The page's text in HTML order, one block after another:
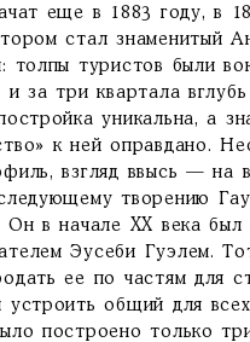
еще в 1883 году, в
стал знаменитый
толпы туристов были
и за три квартала
уникальна, а
к ней оправдано.
взгляд ввысь — на
творению
Он в начале XX века был
Эусеби Гуэлем.
ее по частям для
устроить общий для
построено только